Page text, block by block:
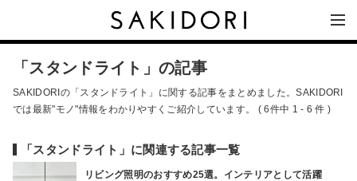
「スタンドライト」の記事
SAKIDORIの「スタンドライト」に関する記事をまとめました。SAKIDORI
では最新"モノ"情報をわかりやすくご紹介しています。 ( 6件中 1 - 6 件 )
「スタンドライト」に関連する記事一覧
リビング照明のおすすめ25選。インテリアとして活躍